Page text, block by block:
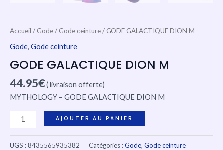
Accueil / Gode/ Gode ceinture/ GODE GALACTIQUE DION M
Gode, Gode ceinture
GODE GALACTIQUE DION M
44.95€( livraison offerte)
MYTHOLOGY – GODE GALACTIQUE DION M
AJOUTER AU PANIER
UGS :8435565935382 Catégories :Gode, Gode ceinture